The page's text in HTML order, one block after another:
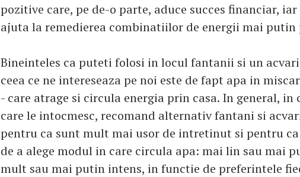
pozitive care, pe de-o parte, aduce succes financiar,
ajuta la remedierea combinatiilor de energii mai putin
Bineinteles ca puteti folosi in locul fantanii si un
ceea ce ne intereseaza pe noi este de fapt apa in
- care atrage si circula energia prin casa. In general,
care le intocmesc, recomand alternativ fantani si
pentru ca sunt mult mai usor de intretinut si pentru
de a alege modul in care circula apa: mai lin sau mai
mult sau mai putin intens, in functie de preferintele